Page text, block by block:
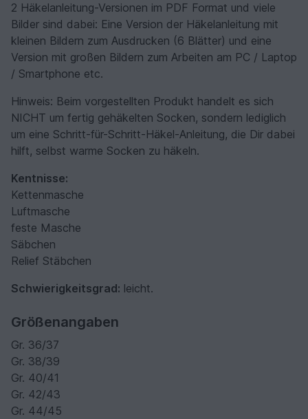
2 Häkelanleitung-Versionen im PDF Format und viele
Bilder sind dabei: Eine Version der Häkelanleitung mit
kleinen Bildern zum Ausdrucken (6 Blätter) und eine
Version mit großen Bildern zum Arbeiten am PC / Laptop
/ Smartphone etc.
Hinweis: Beim vorgestellten Produkt handelt es sich
NICHT um fertig gehäkelten Socken, sondern lediglich
um eine Schritt-für-Schritt-Häkel-Anleitung, die Dir dabei
hilft, selbst warme Socken zu häkeln.
Kentnisse:
Kettenmasche
Luftmasche
feste Masche
Säbchen
Relief Stäbchen
Schwierigkeitsgrad: leicht.
Größenangaben
Gr. 36/37
Gr. 38/39
Gr. 40/41
Gr. 42/43
Gr. 44/45